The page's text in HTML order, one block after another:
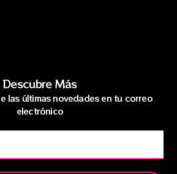
Descubre Más
las últimas novedades en tu correo
electrónico